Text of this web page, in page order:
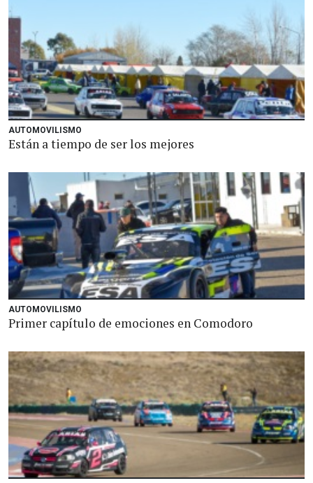
AUTOMOVILISMO
Están a tiempo de ser los mejores
AUTOMOVILISMO
Primer capítulo de emociones en Comodoro